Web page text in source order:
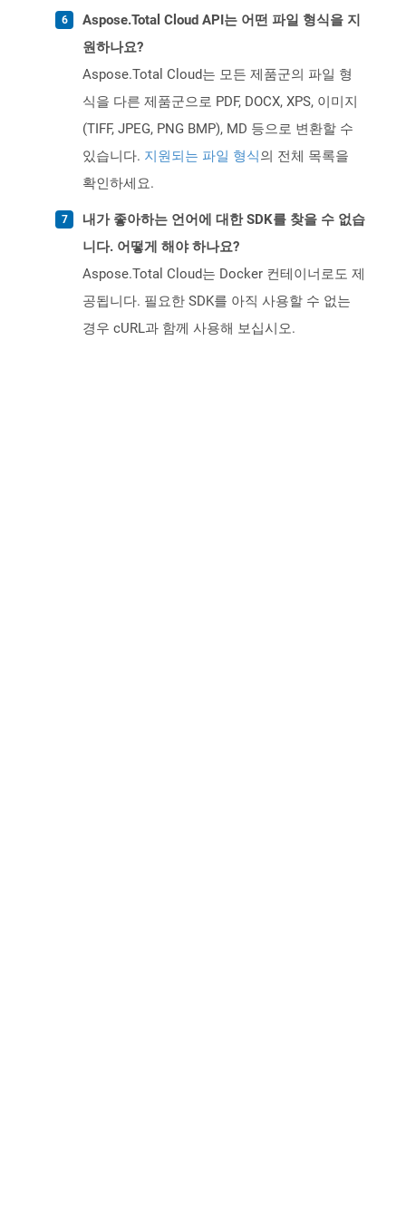
Aspose.Total Cloud API는 어떤 파일 형식을 지
원하나요?
Aspose.Total Cloud는 모든 제품군의 파일 형
식을 다른 제품군으로 PDF, DOCX, XPS, 이미지
(TIFF, JPEG, PNG BMP), MD 등으로 변환할 수
있습니다. 지원되는 파일 형식의 전체 목록을
확인하세요.
내가 좋아하는 언어에 대한 SDK를 찾을 수 없습
니다. 어떻게 해야 하나요?
Aspose.Total Cloud는 Docker 컨테이너로도 제
공됩니다. 필요한 SDK를 아직 사용할 수 없는
경우 cURL과 함께 사용해 보십시오.